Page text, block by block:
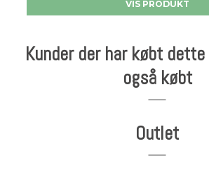
VIS PRODUKT
Kunder der har købt
også købt
Outlet